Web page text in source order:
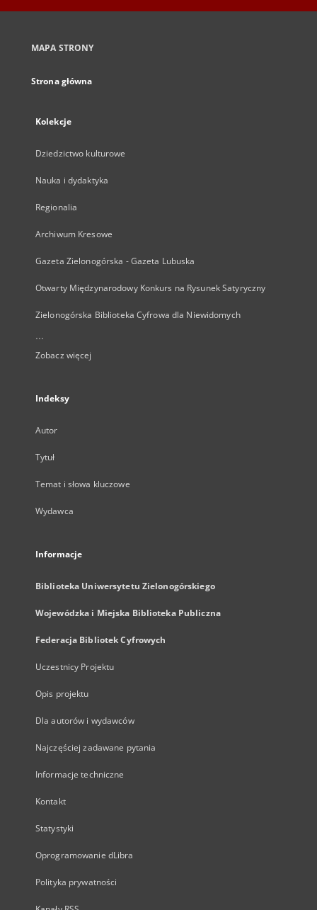
MAPA STRONY
Strona główna
Kolekcje
Dziedzictwo kulturowe
Nauka i dydaktyka
Regionalia
Archiwum Kresowe
Gazeta Zielonogórska - Gazeta Lubuska
Otwarty Międzynarodowy Konkurs na Rysunek Satyryczny
Zielonogórska Biblioteka Cyfrowa dla Niewidomych
...
Zobacz więcej
Indeksy
Autor
Tytuł
Temat i słowa kluczowe
Wydawca
Informacje
Biblioteka Uniwersytetu Zielonogórskiego
Wojewódzka i Miejska Biblioteka Publiczna
Federacja Bibliotek Cyfrowych
Uczestnicy Projektu
Opis projektu
Dla autorów i wydawców
Najczęściej zadawane pytania
Informacje techniczne
Kontakt
Statystyki
Oprogramowanie dLibra
Polityka prywatności